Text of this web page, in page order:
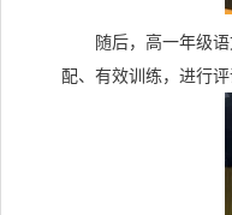
随后，高一年级语
配、有效训练，进行评